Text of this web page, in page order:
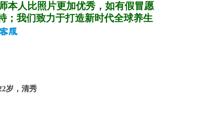
本人比照片更加优秀，如有假冒愿
；我们致力于打造新时代全球养生
岁，清秀